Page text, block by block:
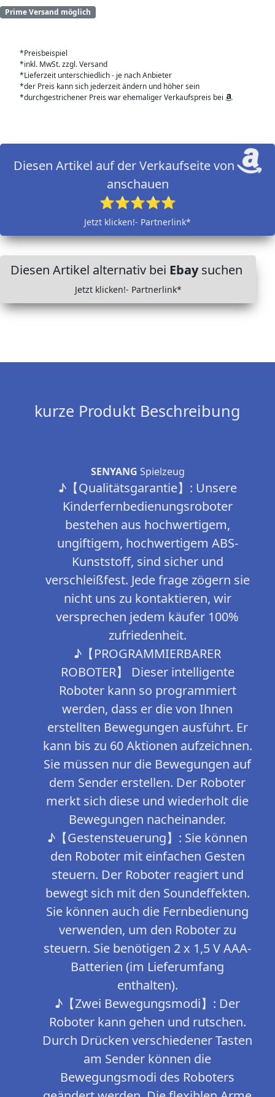
Prime Versand möglich
*Preisbeispiel
*inkl. MwSt. zzgl. Versand
*Lieferzeit unterschiedlich - je nach Anbieter
*der Preis kann sich jederzeit ändern und höher sein
*durchgestrichener Preis war ehemaliger Verkaufspreis bei
Diesen Artikel auf der Verkaufseite von
anschauen
⭐⭐⭐⭐⭐
Jetzt klicken!- Partnerlink*
Diesen Artikel alternativ bei Ebaysuchen
Jetzt klicken!- Partnerlink*
kurze Produkt Beschreibung
SENYANG Spielzeug
♪【Qualitätsgarantie】: Unsere
Kinderfernbedienungsroboter
bestehen aus hochwertigem,
ungiftigem, hochwertigem ABS-
Kunststoff, sind sicher und
verschleißfest. Jede frage zögern sie
nicht uns zu kontaktieren, wir
versprechen jedem käufer 100%
zufriedenheit.
♪【PROGRAMMIERBARER
ROBOTER】 Dieser intelligente
Roboter kann so programmiert
werden, dass er die von Ihnen
erstellten Bewegungen ausführt. Er
kann bis zu 60 Aktionen aufzeichnen.
Sie müssen nur die Bewegungen auf
dem Sender erstellen. Der Roboter
merkt sich diese und wiederholt die
Bewegungen nacheinander.
♪【Gestensteuerung】: Sie können
den Roboter mit einfachen Gesten
steuern. Der Roboter reagiert und
bewegt sich mit den Soundeffekten.
Sie können auch die Fernbedienung
verwenden, um den Roboter zu
steuern. Sie benötigen 2 x 1,5 V AAA-
Batterien (im Lieferumfang
enthalten).
♪【Zwei Bewegungsmodi】: Der
Roboter kann gehen und rutschen.
Durch Drücken verschiedener Tasten
am Sender können die
Bewegungsmodi des Roboters